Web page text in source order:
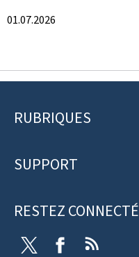
01.07.2026
Pied
page
RUBRIQUES
SUPPORT
RESTEZ CONNECTÉ
Twitter Facebook